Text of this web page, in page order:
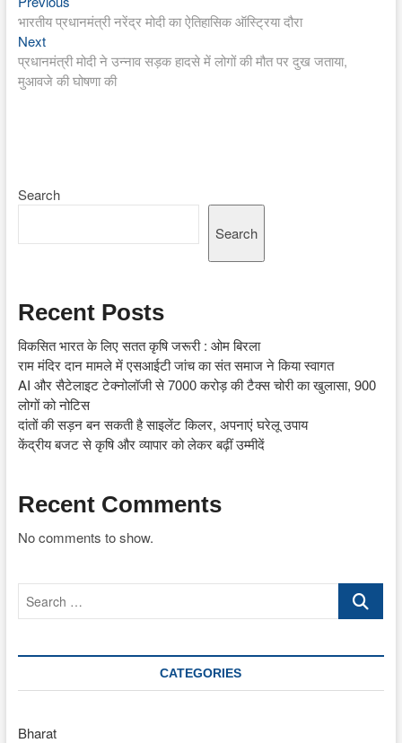
navigation
post:
भारतीय प्रधानमंत्री नरेंद्र मोदी का ऐतिहासिक ऑस्ट्रिया दौरा
NextNext
post:
प्रधानमंत्री मोदी ने उन्नाव सड़क हादसे में लोगों की मौत पर दुख जताया,
मुआवजे की घोषणा की
Search
Search
Recent Posts
विकसित भारत के लिए सतत कृषि जरूरी : ओम बिरला
राम मंदिर दान मामले में एसआईटी जांच का संत समाज ने किया स्वागत
AI और सैटेलाइट टेक्नोलॉजी से 7000 करोड़ की टैक्स चोरी का खुलासा, 900
लोगों को नोटिस
दांतों की सड़न बन सकती है साइलेंट किलर, अपनाएं घरेलू उपाय
केंद्रीय बजट से कृषि और व्यापार को लेकर बढ़ीं उम्मीदें
Recent Comments
No comments to show.
Search
CATEGORIES
Bharat